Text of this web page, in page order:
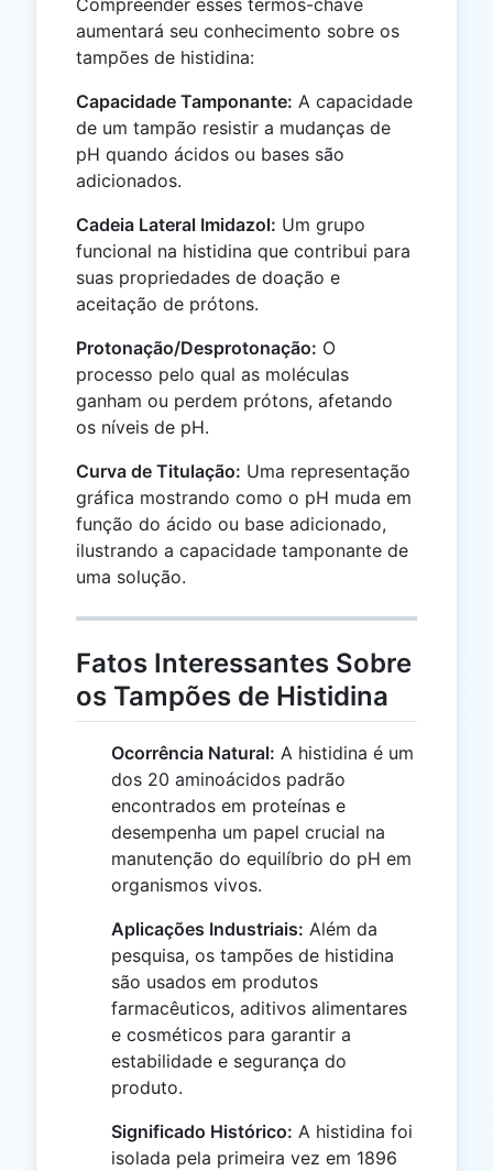
Compreender esses termos-chave
aumentará seu conhecimento sobre os
tampões de histidina:
Capacidade Tamponante: A capacidade
de um tampão resistir a mudanças de
pH quando ácidos ou bases são
adicionados.
Cadeia Lateral Imidazol: Um grupo
funcional na histidina que contribui para
suas propriedades de doação e
aceitação de prótons.
Protonação/Desprotonação: O
processo pelo qual as moléculas
ganham ou perdem prótons, afetando
os níveis de pH.
Curva de Titulação: Uma representação
gráfica mostrando como o pH muda em
função do ácido ou base adicionado,
ilustrando a capacidade tamponante de
uma solução.
Fatos Interessantes Sobre
os Tampões de Histidina
Ocorrência Natural: A histidina é um
dos 20 aminoácidos padrão
encontrados em proteínas e
desempenha um papel crucial na
manutenção do equilíbrio do pH em
organismos vivos.
Aplicações Industriais: Além da
pesquisa, os tampões de histidina
são usados em produtos
farmacêuticos, aditivos alimentares
e cosméticos para garantir a
estabilidade e segurança do
produto.
Significado Histórico: A histidina foi
isolada pela primeira vez em 1896